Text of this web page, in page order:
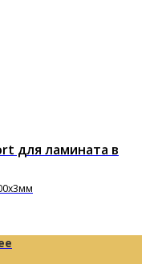
для ламината в